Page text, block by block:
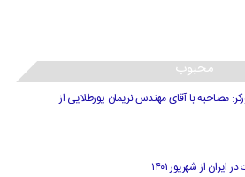
محبوب
مصاحبه با آقای مهندس نریمان پورطلایی از
از شهریور ۱۴۰۱